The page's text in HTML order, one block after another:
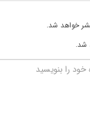
خواهد شد.
شد.